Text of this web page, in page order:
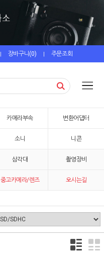
| 장바구니(0) | 주문조회
카메라부속 변환어댑터
소니 니콘
삼각대 촬영장비
중고카메라/렌즈 오시는길